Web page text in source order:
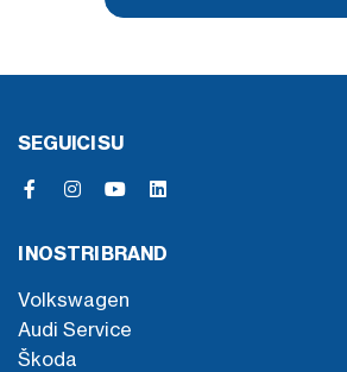
SEGUICI SU
I NOSTRI BRAND
Volkswagen
Audi Service
Škoda